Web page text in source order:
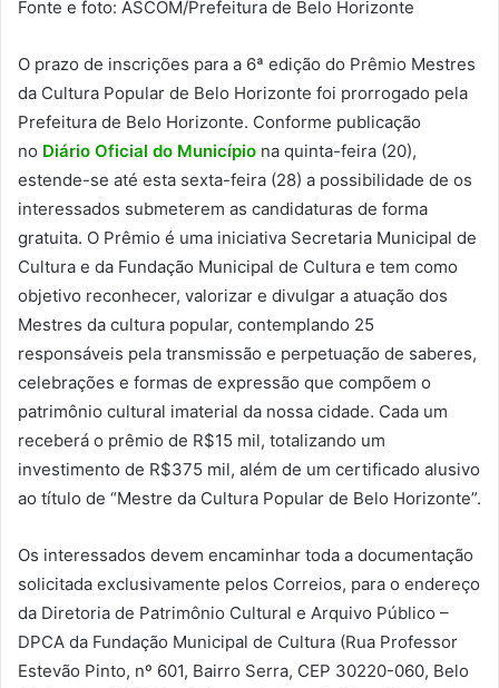
Fonte e foto: ASCOM/Prefeitura de Belo Horizonte
O prazo de inscrições para a 6ª edição do Prêmio Mestres
da Cultura Popular de Belo Horizonte foi prorrogado pela
Prefeitura de Belo Horizonte. Conforme publicação
no Diário Oficial do Município na quinta-feira (20),
estende-se até esta sexta-feira (28) a possibilidade de os
interessados submeterem as candidaturas de forma
gratuita. O Prêmio é uma iniciativa Secretaria Municipal de
Cultura e da Fundação Municipal de Cultura e tem como
objetivo reconhecer, valorizar e divulgar a atuação dos
Mestres da cultura popular, contemplando 25
responsáveis pela transmissão e perpetuação de saberes,
celebrações e formas de expressão que compõem o
patrimônio cultural imaterial da nossa cidade. Cada um
receberá o prêmio de R$15 mil, totalizando um
investimento de R$375 mil, além de um certificado alusivo
ao título de “Mestre da Cultura Popular de Belo Horizonte”.
Os interessados devem encaminhar toda a documentação
solicitada exclusivamente pelos Correios, para o endereço
da Diretoria de Patrimônio Cultural e Arquivo Público –
DPCA da Fundação Municipal de Cultura (Rua Professor
Estevão Pinto, nº 601, Bairro Serra, CEP 30220-060, Belo